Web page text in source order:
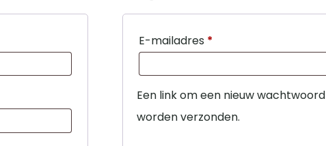
E-mailadres *
Een link om een nieuw
worden verzonden.